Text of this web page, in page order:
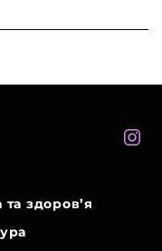
та здоров’я